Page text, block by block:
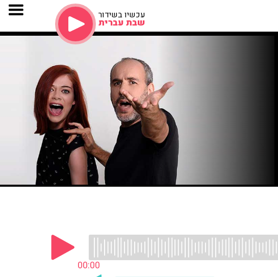
עכשיו בשידור
שבת עברית
00:00